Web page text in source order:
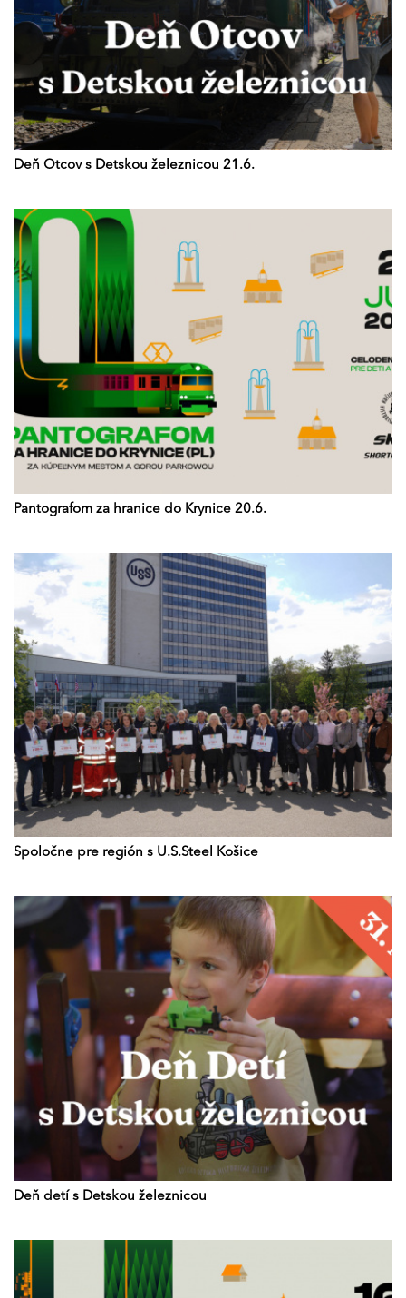
Deň Otcov s Detskou železnicou 21.6.
Pantografom za hranice do Krynice 20.6.
Spoločne pre región s U.S.Steel Košice
Deň detí s Detskou železnicou